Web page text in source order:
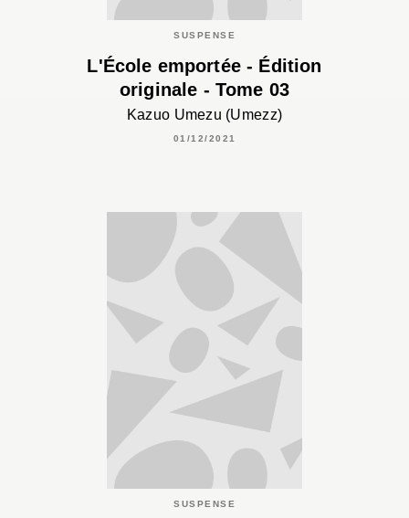
SUSPENSE
L'École emportée - Édition
originale - Tome 03
Kazuo Umezu (Umezz)
01/12/2021
SUSPENSE